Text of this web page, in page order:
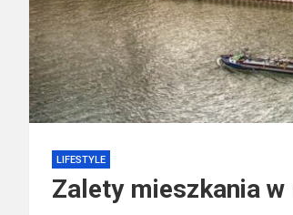
LIFESTYLE
Zalety mieszkania w